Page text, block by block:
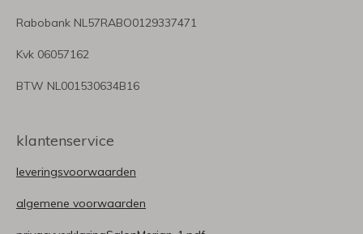
Rabobank NL57RABO0129337471
Kvk 06057162
BTW NL001530634B16
klantenservice
leveringsvoorwaarden
algemene voorwaarden